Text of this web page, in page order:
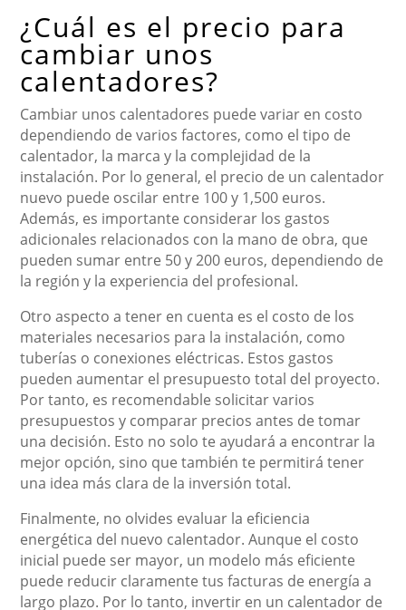
¿Cuál es el precio para
cambiar unos
calentadores?
Cambiar unos calentadores puede variar en costo
dependiendo de varios factores, como el tipo de
calentador, la marca y la complejidad de la
instalación. Por lo general, el precio de un calentador
nuevo puede oscilar entre 100 y 1,500 euros.
Además, es importante considerar los gastos
adicionales relacionados con la mano de obra, que
pueden sumar entre 50 y 200 euros, dependiendo de
la región y la experiencia del profesional.
Otro aspecto a tener en cuenta es el costo de los
materiales necesarios para la instalación, como
tuberías o conexiones eléctricas. Estos gastos
pueden aumentar el presupuesto total del proyecto.
Por tanto, es recomendable solicitar varios
presupuestos y comparar precios antes de tomar
una decisión. Esto no solo te ayudará a encontrar la
mejor opción, sino que también te permitirá tener
una idea más clara de la inversión total.
Finalmente, no olvides evaluar la eficiencia
energética del nuevo calentador. Aunque el costo
inicial puede ser mayor, un modelo más eficiente
puede reducir claramente tus facturas de energía a
largo plazo. Por lo tanto, invertir en un calentador de